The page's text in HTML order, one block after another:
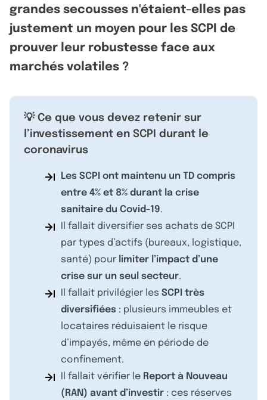
grandes secousses n'étaient-elles pas
justement un moyen pour les SCPI de
prouver leur robustesse face aux
marchés volatiles ?
💡 Ce que vous devez retenir sur
l’investissement en SCPI durant le
coronavirus
Les SCPI ont maintenu un TD compris
entre 4% et 8% durant la crise
sanitaire du Covid-19.
Il fallait diversifier ses achats de SCPI
par types d’actifs (bureaux, logistique,
santé) pour limiter l’impact d’une
crise sur un seul secteur.
Il fallait privilégier les SCPI très
diversifiées : plusieurs immeubles et
locataires réduisaient le risque
d’impayés, même en période de
confinement.
Il fallait vérifier le Report à Nouveau
(RAN) avant d’investir : ces réserves